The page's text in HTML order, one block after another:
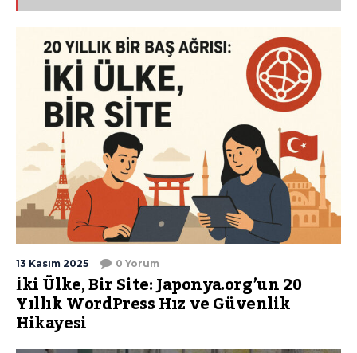
13 Kasım 2025 0 Yorum
İki Ülke, Bir Site: Japonya.org’un 20
Yıllık WordPress Hız ve Güvenlik
Hikayesi